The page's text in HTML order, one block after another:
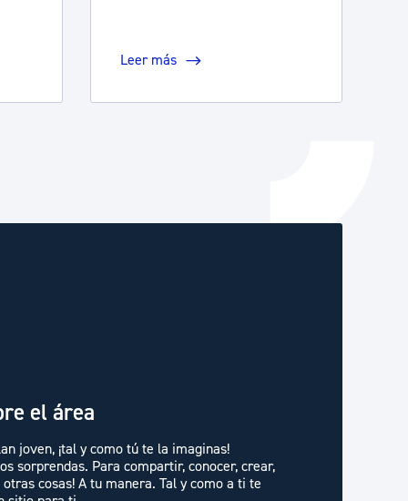
Leer más
el área
joven, ¡tal y como tú te la imaginas!
sorprendas. Para compartir, conocer, crear,
cosas! A tu manera. Tal y como a ti te